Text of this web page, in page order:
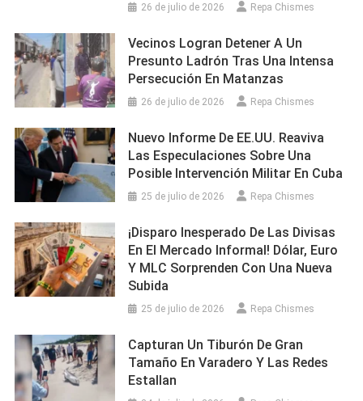
26 de julio de 2026 Repa Chismes
Vecinos Logran Detener A Un
Presunto Ladrón Tras Una Intensa
Persecución En Matanzas
26 de julio de 2026 Repa Chismes
Nuevo Informe De EE.UU. Reaviva
Las Especulaciones Sobre Una
Posible Intervención Militar En Cuba
25 de julio de 2026 Repa Chismes
¡Disparo Inesperado De Las Divisas
En El Mercado Informal! Dólar, Euro
Y MLC Sorprenden Con Una Nueva
Subida
25 de julio de 2026 Repa Chismes
Capturan Un Tiburón De Gran
Tamaño En Varadero Y Las Redes
Estallan